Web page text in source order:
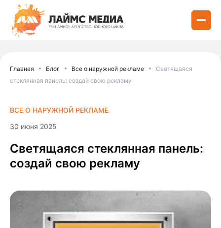
Главная Блог Все о наружной рекламе
Светящаяся
стеклянная панель: создай свою рекламу
ВСЕ О НАРУЖНОЙ РЕКЛАМЕ
30 июня 2025
Светящаяся стеклянная панель:
создай свою рекламу